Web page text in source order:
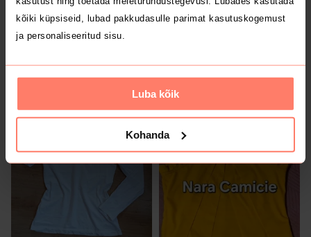
kõiki küpsiseid, lubad pakkudasulle parimat kasutuskogemust
ja personaliseeritud sisu.
Luba kõik
Kohanda
4 € 15 €
Muu